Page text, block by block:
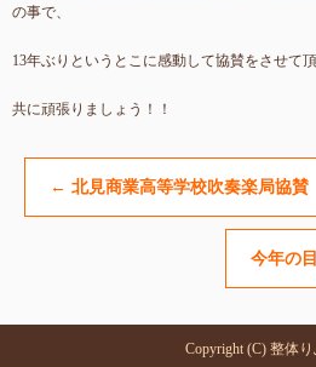
の事で、
13年ぶりというとこに感動して協賛をさせて頂
共に頑張りましょう！！
← 北見商業高等学校吹奏楽局協賛
今年の
Copyright (C) 整体